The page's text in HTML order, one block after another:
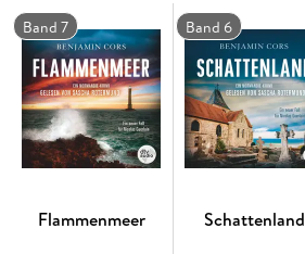
Band 7
Flammenmeer
Band 6
Schattenland